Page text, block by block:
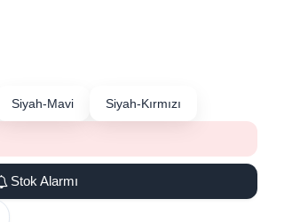
Siyah-Mavi Siyah-Kırmızı
Stok Alarmı